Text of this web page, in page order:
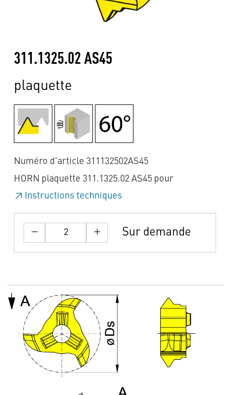
311.1325.02 AS45
plaquette
Numéro d'article 311132502AS45
HORN plaquette 311.1325.02 AS45 pour
Instructions techniques
Sur demande